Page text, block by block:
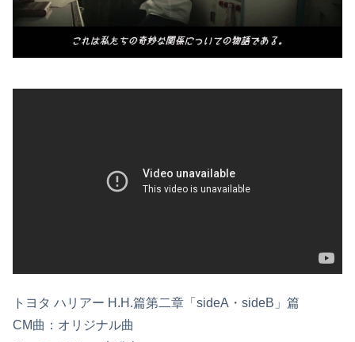
トヨタ ハリアー H.H.篇第二章「sideA・sideB」篇
CM曲：オリジナル曲